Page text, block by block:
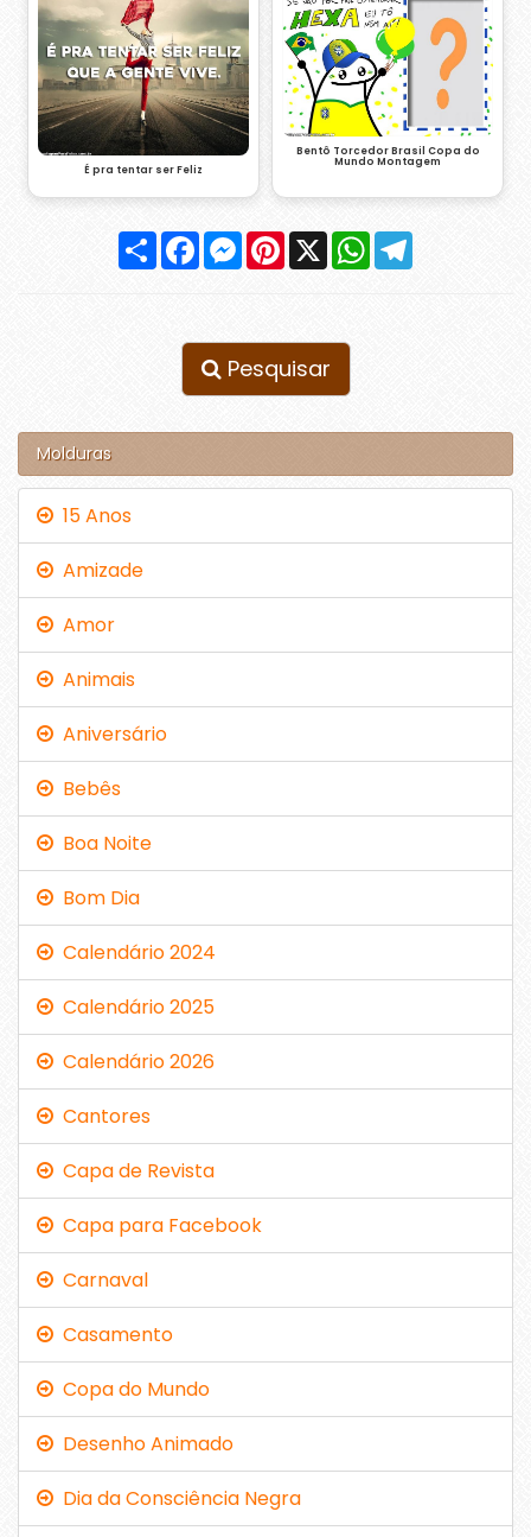
É pra tentar ser Feliz
Bentô Torcedor Brasil Copa do
Mundo Montagem
Compartilhar
FacebookMessenger
Pinterest
X WhatsApp
Pesquisar
Molduras
15 Anos
Amizade
Amor
Animais
Aniversário
Bebês
Boa Noite
Bom Dia
Calendário 2024
Calendário 2025
Calendário 2026
Cantores
Capa de Revista
Capa para Facebook
Carnaval
Casamento
Copa do Mundo
Desenho Animado
Dia da Consciência Negra